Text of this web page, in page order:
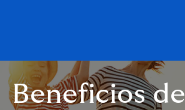
Beneficios de